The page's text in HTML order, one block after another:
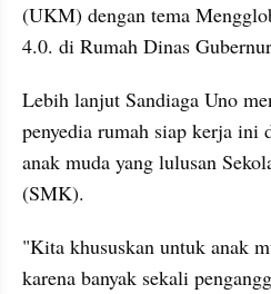
(UKM) dengan tema
4.0. di Rumah Dinas
Lebih lanjut Sandiaga Uno
penyedia rumah siap kerja ini
anak muda yang lulusan
(SMK).
"Kita khususkan untuk anak
karena banyak sekali